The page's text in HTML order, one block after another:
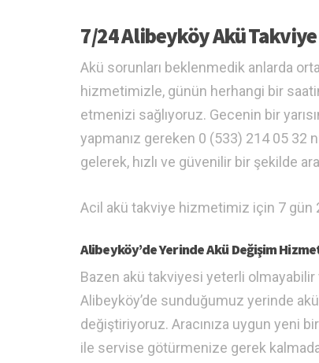
7/24 Alibeyköy Akü
Akü sorunları beklenmedik anlarda
hizmetimizle, günün herhangi bir
etmenizi sağlıyoruz. Gecenin bir
yapmanız gereken 0 (533) 214 05 32
gelerek, hızlı ve güvenilir bir şekilde
Acil akü takviye hizmetimiz için 7 gün
Alibeyköy’de Yerinde Akü Değişim
Bazen akü takviyesi yeterli
Alibeyköy’de sunduğumuz yerinde
değiştiriyoruz. Aracınıza uygun yeni
ile servise götürmenize gerek